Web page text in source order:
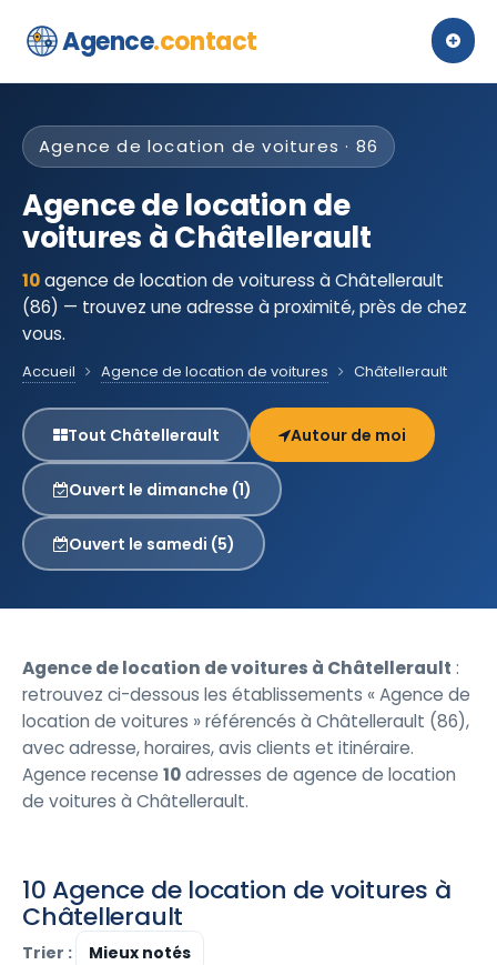
Agence.contact
Agence de location de voitures · 86
Agence de location de
voitures à Châtellerault
10agence de location de voituress à Châtellerault
(86) — trouvez une adresse à proximité, près de chez
vous.
Accueil Agence de location de voitures Châtellerault
Tout Châtellerault Autour de moi
Ouvert le dimanche (1)
Ouvert le samedi (5)
Agence de location de voitures à Châtellerault :
retrouvez ci-dessous les établissements « Agence de
location de voitures » référencés à Châtellerault (86),
avec adresse, horaires, avis clients et itinéraire.
Agence recense 10adresses de agence de location
de voitures à Châtellerault.
10 Agence de location de voitures à
Châtellerault
Trier :